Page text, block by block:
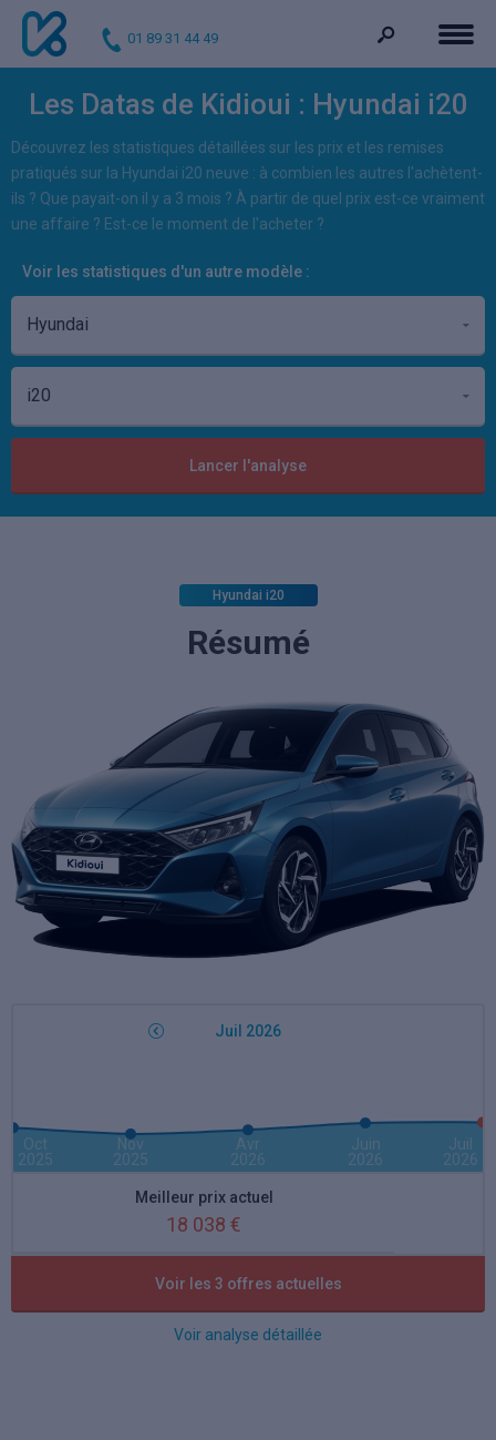
01 89 31 44 49
Les Datas de Kidioui : Hyundai i20
Découvrez les statistiques détaillées sur les prix et les remises
pratiqués sur la Hyundai i20 neuve : à combien les autres l'achètent-
ils ? Que payait-on il y a 3 mois ? À partir de quel prix est-ce vraiment
une affaire ? Est-ce le moment de l'acheter ?
Voir les statistiques d'un autre modèle :
Lancer l'analyse
Hyundai i20
Résumé
Juil 2026
Oct
2025
Nov
2025
Avr
2026
Juin
2026
Juil
2026
Meilleur prix actuel
18 038 €
Meilleure remise actuelle
Voir les 3 offres actuelles
Voir analyse détaillée